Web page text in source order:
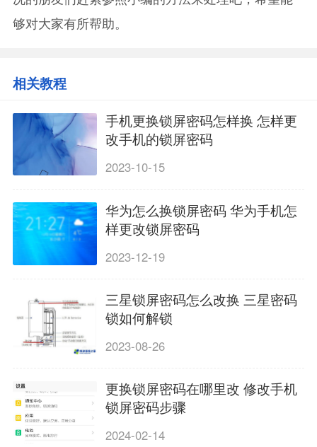
够对大家有所帮助。
相关教程
手机更换锁屏密码怎样换 怎样更
改手机的锁屏密码
2023-10-15
华为怎么换锁屏密码 华为手机怎
样更改锁屏密码
2023-12-19
三星锁屏密码怎么改换 三星密码
锁如何解锁
2023-08-26
更换锁屏密码在哪里改 修改手机
锁屏密码步骤
2024-02-14